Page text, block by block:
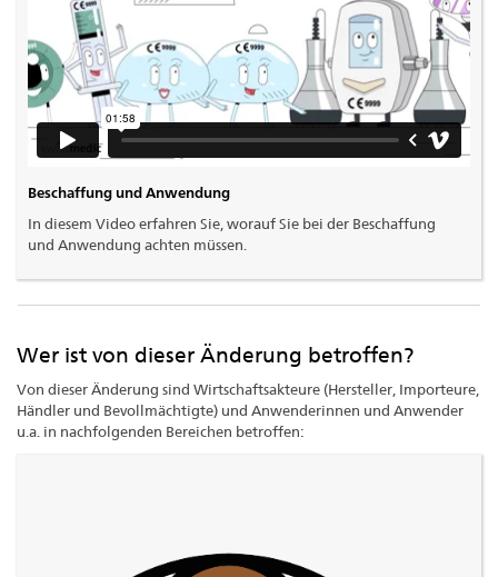
Beschaffung und Anwendung
In diesem Video erfahren Sie, worauf Sie bei der Beschaffung
und Anwendung achten müssen.
Wer ist von dieser Änderung betroffen?
Von dieser Änderung sind Wirtschaftsakteure (Hersteller, Importeure,
Händler und Bevollmächtigte) und Anwenderinnen und Anwender
u.a. in nachfolgenden Bereichen betroffen: